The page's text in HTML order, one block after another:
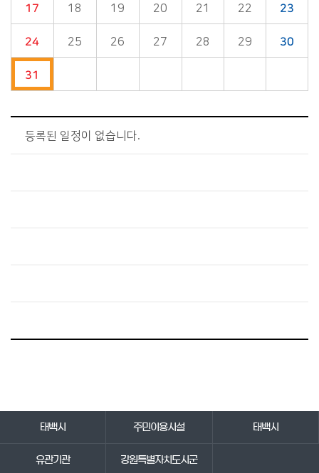
17 18 19 20 21 22 23
24 25 26 27 28 29 30
31
등록된 일정이 없습니다.
태백시 주민이용시설 태백시
유관기관 강원특별자치도시군